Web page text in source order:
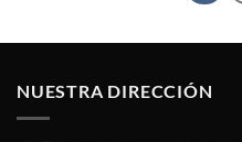
NUESTRA DIRECCIÓN